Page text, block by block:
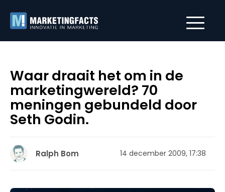
Waar draait het om in de
marketingwereld? 70
meningen gebundeld door
Seth Godin.
Ralph Bom 14 december 2009, 17:38